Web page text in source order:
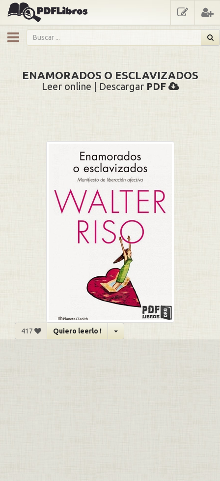
showmenu
ENAMORADOS O ESCLAVIZADOS
Leer online | Descargar PDF
417 Quiero leerlo !